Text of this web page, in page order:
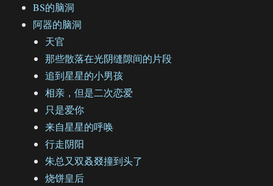
BS的脑洞
阿器的脑洞
天官
那些散落在光阴缝隙间的片段
追到星星的小男孩
相亲，但是二次恋爱
只是爱你
来自星星的呼唤
行走阴阳
朱总又双叒叕撞到头了
烧饼皇后